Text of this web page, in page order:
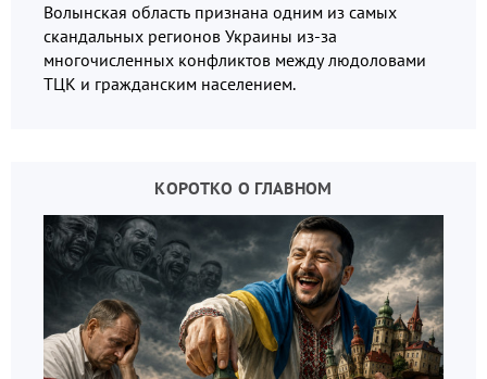
Волынская область признана одним из самых
скандальных регионов Украины из-за
многочисленных конфликтов между людоловами
ТЦК и гражданским населением.
КОРОТКО О ГЛАВНОМ